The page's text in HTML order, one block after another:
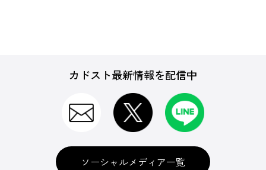
カドスト最新情報を配信中
ソーシャルメディア一覧